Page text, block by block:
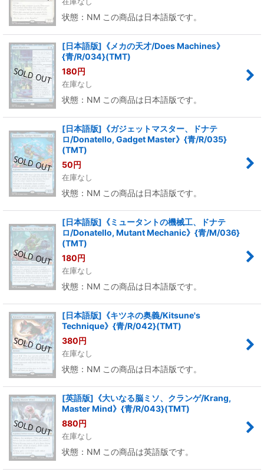
状態：NM この商品は日本語版です。
[日本語版]《メカの天才/Does Machines》
{青/R/034}(TMT)
180円
在庫なし
状態：NM この商品は日本語版です。
[日本語版]《ガジェットマスター、ドナテ
ロ/Donatello, Gadget Master》{青/R/035}
(TMT)
50円
在庫なし
状態：NM この商品は日本語版です。
[日本語版]《ミュータントの機械工、ドナテ
ロ/Donatello, Mutant Mechanic》{青/M/036}
(TMT)
180円
在庫なし
状態：NM この商品は日本語版です。
[日本語版]《キツネの奥義/Kitsune's
Technique》{青/R/042}(TMT)
380円
在庫なし
状態：NM この商品は日本語版です。
[英語版]《大いなる脳ミソ、クランゲ/Krang,
Master Mind》{青/R/043}(TMT)
880円
在庫なし
状態：NM この商品は英語版です。